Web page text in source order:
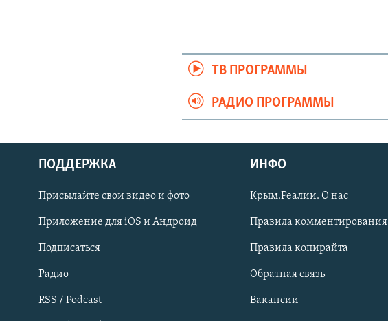
Українською
Qırımtatar
ПРИСОЕДИНЯЙТЕСЬ!
ТВ ПРОГРАММЫ
РАДИО ПРОГРАММЫ
ПОДДЕРЖКА
Присылайте свои видео и фото
Приложение для iOS и Андроид
Подписаться
Радио
RSS / Podcast
ИНФО
Крым.Реалии. О нас
Правила комментирования
Правила копирайта
Обратная связь
Вакансии